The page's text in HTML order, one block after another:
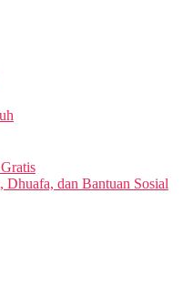
Dhuafa, dan Bantuan Sosial